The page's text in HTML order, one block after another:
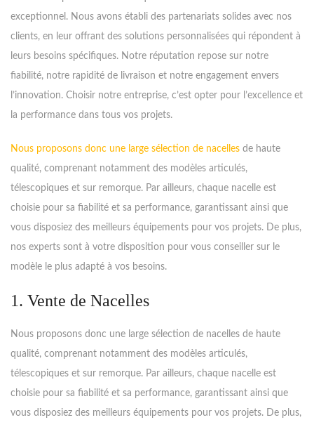
exceptionnel. Nous avons établi des partenariats solides avec nos
clients, en leur offrant des solutions personnalisées qui répondent à
leurs besoins spécifiques. Notre réputation repose sur notre
fiabilité, notre rapidité de livraison et notre engagement envers
l’innovation. Choisir notre entreprise, c’est opter pour l’excellence et
la performance dans tous vos projets.
Nous proposons donc une large sélection de nacelles de haute
qualité, comprenant notamment des modèles articulés,
télescopiques et sur remorque. Par ailleurs, chaque nacelle est
choisie pour sa fiabilité et sa performance, garantissant ainsi que
vous disposiez des meilleurs équipements pour vos projets. De plus,
nos experts sont à votre disposition pour vous conseiller sur le
modèle le plus adapté à vos besoins.
1. Vente de Nacelles
Nous proposons donc une large sélection de nacelles de haute
qualité, comprenant notamment des modèles articulés,
télescopiques et sur remorque. Par ailleurs, chaque nacelle est
choisie pour sa fiabilité et sa performance, garantissant ainsi que
vous disposiez des meilleurs équipements pour vos projets. De plus,